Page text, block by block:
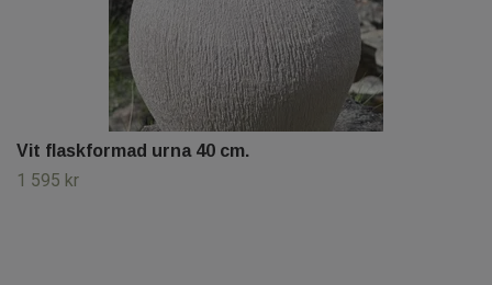
Vit flaskformad urna 40 cm.
1 595 kr